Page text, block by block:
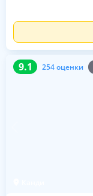
9.1 254 оценки
9.1 254 оценки